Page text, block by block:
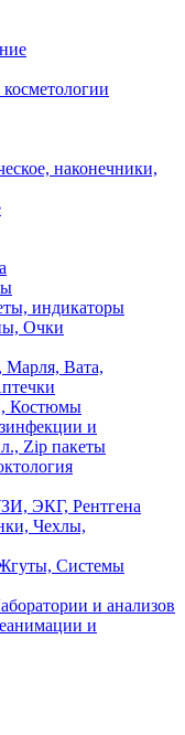
наконечники,
индикаторы
Очки
Марля, Вата,
Костюмы
и
Zip пакеты
ЭКГ, Рентгена
Чехлы,
Системы
и анализов
и